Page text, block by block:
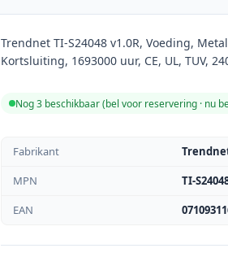
Trendnet TI-S24048 v1.0R, Voeding,
Kortsluiting, 1693000 uur, CE, UL, TUV,
Nog 3 beschikbaar (bel voor reservering · nu
Fabrikant
MPN
TI-
EAN